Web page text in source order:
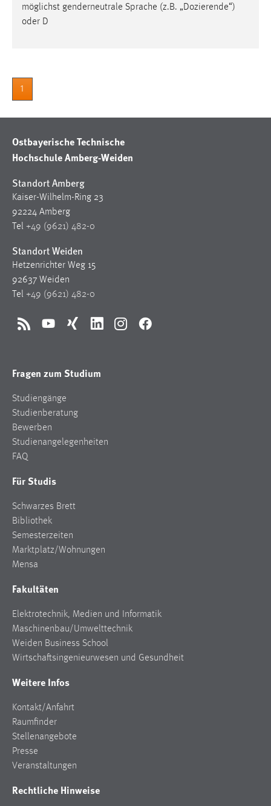
möglichst genderneutrale Sprache (z.B. „Dozierende“)
oder D
1
Ostbayerische Technische
Hochschule Amberg-Weiden
Standort Amberg
Kaiser-Wilhelm-Ring 23
92224 Amberg
Tel +49 (9621) 482-0
Standort Weiden
Hetzenrichter Weg 15
92637 Weiden
Tel +49 (9621) 482-0
RSS YouTubeXing LinkedInInstagramFacebook
Fragen zum Studium
Studiengänge
Studienberatung
Bewerben
Studienangelegenheiten
FAQ
Für Studis
Schwarzes Brett
Bibliothek
Semesterzeiten
Marktplatz/Wohnungen
Mensa
Fakultäten
Elektrotechnik, Medien und Informatik
Maschinenbau/Umwelttechnik
Weiden Business School
Wirtschaftsingenieurwesen und Gesundheit
Weitere Infos
Kontakt/Anfahrt
Raumfinder
Stellenangebote
Presse
Veranstaltungen
Rechtliche Hinweise
Cookie Laufzeit:
Max. 13 Monate
hinweg verfolgen.
Name:
Anbieter:
Zweck:
Conversion-Tracking
Cookie Laufzeit:
Name:
Anbieter:
Facebook
Zweck:
Cookie Laufzeit:
EXTERNE MEDIEN
externen Medien Cookies gesetzt.
YouTube
Vimeo